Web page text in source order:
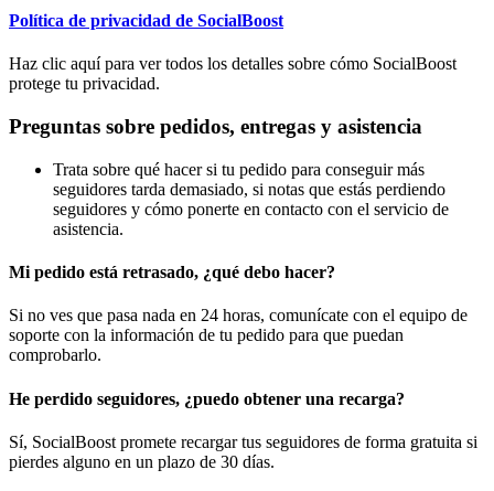
Política de privacidad de SocialBoost
Haz clic aquí para ver todos los detalles sobre cómo SocialBoost
protege tu privacidad.
Preguntas sobre pedidos, entregas y asistencia
Trata sobre qué hacer si tu pedido para conseguir más
seguidores tarda demasiado, si notas que estás perdiendo
seguidores y cómo ponerte en contacto con el servicio de
asistencia.
Mi pedido está retrasado, ¿qué debo hacer?
Si no ves que pasa nada en 24 horas, comunícate con el equipo de
soporte con la información de tu pedido para que puedan
comprobarlo.
He perdido seguidores, ¿puedo obtener una recarga?
Sí, SocialBoost promete recargar tus seguidores de forma gratuita si
pierdes alguno en un plazo de 30 días.